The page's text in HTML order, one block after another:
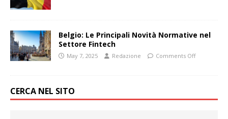
Belgio: Le Principali Novità Normative nel
Settore Fintech
May 7, 2025 Redazione Comments Off
CERCA NEL SITO